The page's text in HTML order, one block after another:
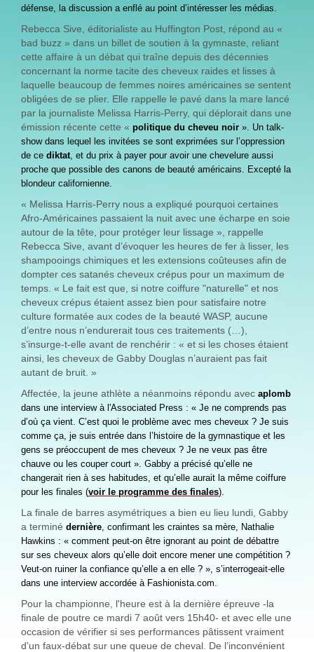
défense, la discussion a enflé au point d’intéresser les médias.
Rebecca Sive, éditorialiste au Huffington Post, répond au «
bad buzz » dans un billet de soutien à la gymnaste, reliant
cette affaire à un débat qui traîne depuis des décennies
concernant la norme tacite des cheveux raides et lisses à
laquelle beaucoup de femmes noires américaines se sentent
obligées de se plier. Elle rappelle le pavé dans la mare lancé
par la journaliste Melissa Harris-Perry, qui déplorait dans une
émission récente cette « politique du cheveu noir ». Un talk-
show dans lequel les invitées se sont exprimées sur l’oppression
de ce diktat , et du prix à payer pour avoir une chevelure aussi
proche que possible des canons de beauté américains. Excepté la
blondeur californienne.
« Melissa Harris-Perry nous a expliqué pourquoi certaines
Afro-Américaines passaient la nuit avec une écharpe en soie
autour de la tête, pour protéger leur lissage », rappelle
Rebecca Sive, avant d’évoquer les heures de fer à lisser, les
shampooings chimiques et les extensions coûteuses afin de
dompter ces satanés cheveux crépus pour un maximum de
temps. « Le fait est que, si notre coiffure "naturelle" et nos
cheveux crépus étaient assez bien pour satisfaire notre
culture formatée aux codes de la beauté WASP, aucune
d’entre nous n’endurerait tous ces traitements (…),
s’insurge-t-elle avant de renchérir : « et si les choses étaient
ainsi, les cheveux de Gabby Douglas n’auraient pas fait
autant de bruit. »
Affectée, la jeune athlète a néanmoins répondu avec aplomb
dans une interview à l'Associated Press : « Je ne comprends pas
d’où ça vient. C’est quoi le problème avec mes cheveux ? Je suis
comme ça, je suis entrée dans l’histoire de la gymnastique et les
gens se préoccupent de mes cheveux ? Je ne veux pas être
chauve ou les couper court ». Gabby a précisé qu’elle ne
changerait rien à ses habitudes, et qu’elle aurait la même coiffure
pour les finales (voir le programme des finales).
La finale de barres asymétriques a bien eu lieu lundi, Gabby
a terminé dernière , confirmant les craintes sa mère, Nathalie
Hawkins : « comment peut-on être ignorant au point de débattre
sur ses cheveux alors qu’elle doit encore mener une compétition ?
Veut-on ruiner la confiance qu’elle a en elle ? », s’interrogeait-elle
dans une interview accordée à Fashionista.com.
Pour la championne, l'heure est à la dernière épreuve -la
finale de poutre ce mardi 7 août vers 15h40- et avec elle une
occasion de vérifier si ses performances pâtissent vraiment
d’un faux-débat sur une queue de cheval. De l’inconvénient